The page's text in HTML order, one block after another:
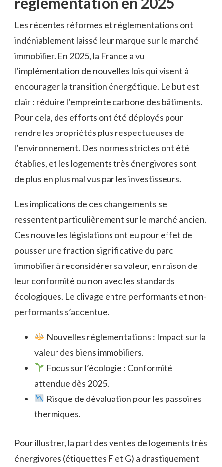
Les récentes réformes et réglementations ont
indéniablement laissé leur marque sur le marché
immobilier. En 2025, la France a vu
l’implémentation de nouvelles lois qui visent à
encourager la transition énergétique. Le but est
clair : réduire l’empreinte carbone des bâtiments.
Pour cela, des efforts ont été déployés pour
rendre les propriétés plus respectueuses de
l’environnement. Des normes strictes ont été
établies, et les logements très énergivores sont
de plus en plus mal vus par les investisseurs.
Les implications de ces changements se
ressentent particulièrement sur le marché ancien.
Ces nouvelles législations ont eu pour effet de
pousser une fraction significative du parc
immobilier à reconsidérer sa valeur, en raison de
leur conformité ou non avec les standards
écologiques. Le clivage entre performants et non-
performants s’accentue.
Nouvelles réglementations : Impact sur la
valeur des biens immobiliers.
Focus sur l’écologie : Conformité
attendue dès 2025.
Risque de dévaluation pour les passoires
thermiques.
Pour illustrer, la part des ventes de logements très
énergivores (étiquettes F et G) a drastiquement